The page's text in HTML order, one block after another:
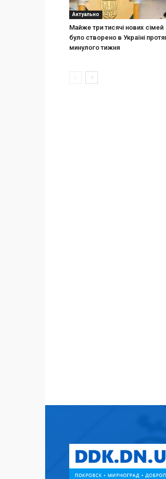
Актуально
Майже три тисячі нових сімей
було створено в Україні
минулого тижня